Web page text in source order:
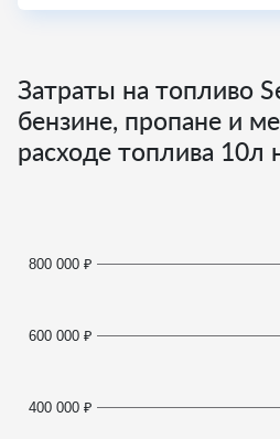
Затраты на топливо
бензине, пропане и
расходе топлива 10л
400 000 ₽
600 000 ₽
800 000 ₽